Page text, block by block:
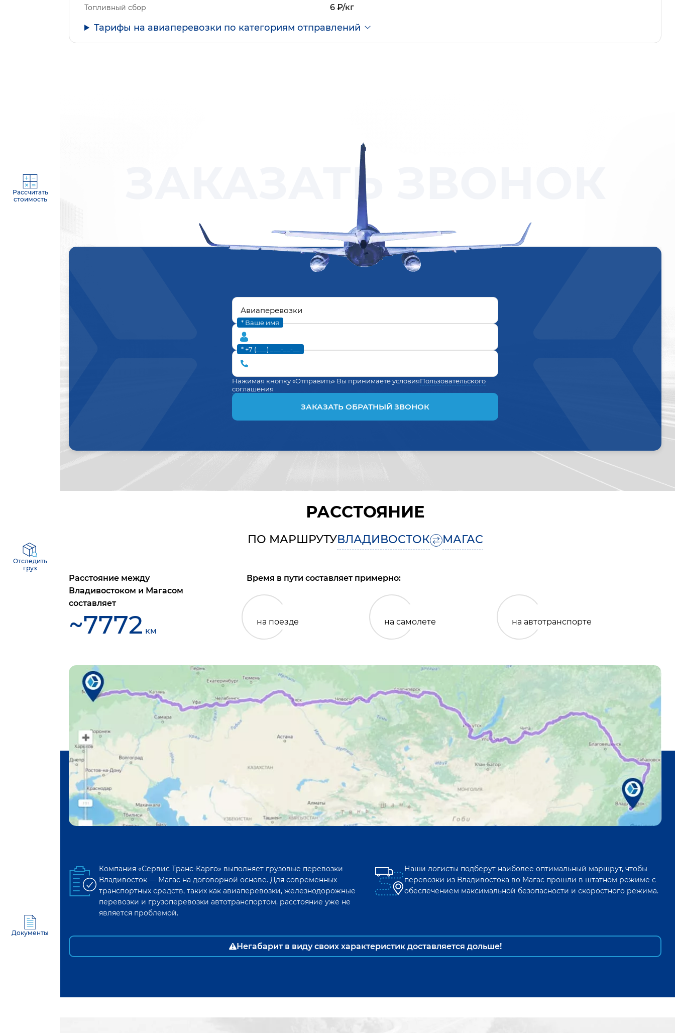
Рассчитать
стоимость
Отследить
груз
Документы
Топливный сбор 6 ₽/кг
Тарифы на авиаперевозки по категориям отправлений
ЗАКАЗАТЬ ЗВОНОК
* Ваше имя
* +7 (___) ___-__-__
Нажимая кнопку «Отправить» Вы принимаете условияПользовательского
соглашения
ЗАКАЗАТЬ ОБРАТНЫЙ ЗВОНОК
РАССТОЯНИЕ
ПО МАРШРУТУВЛАДИВОСТОК МАГАС
Расстояние между
Владивостоком и Магасом
составляет
~7772 км
Время в пути составляет примерно:
на поезде на самолете на автотранспорте
Компания «Сервис Транс-Карго» выполняет грузовые перевозки
Владивосток — Магас на договорной основе. Для современных
транспортных средств, таких как авиаперевозки, железнодорожные
перевозки и грузоперевозки автотранспортом, расстояние уже не
является проблемой.
Наши логисты подберут наиболее оптимальный маршрут, чтобы
перевозки из Владивостока во Магаспрошли в штатном режиме с
обеспечением максимальной безопасности и скоростного режима.
Негабарит в виду своих характеристик доставляется дольше!